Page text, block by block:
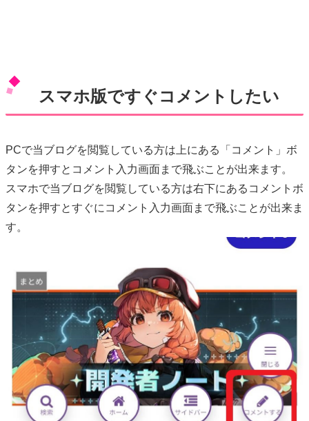
スマホ版ですぐコメントしたい
PCで当ブログを閲覧している方は上にある「コメント」ボ
タンを押すとコメント入力画面まで飛ぶことが出来ます。
スマホで当ブログを閲覧している方は右下にあるコメントボ
タンを押すとすぐにコメント入力画面まで飛ぶことが出来ま
す。